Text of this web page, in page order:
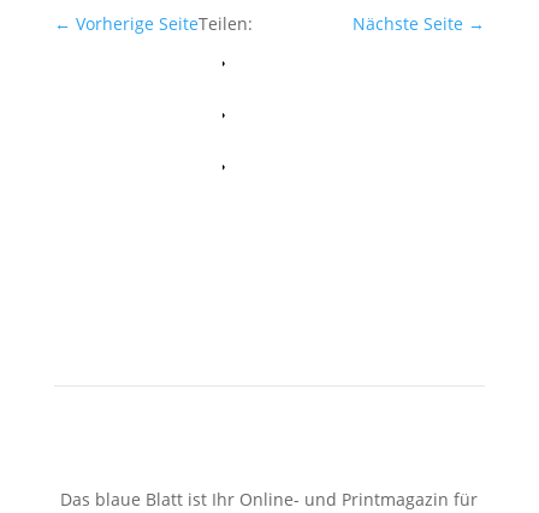
← Vorherige Seite Nächste Seite →
Teilen:
Facebook
Whatsapp
Twitter
Das blaue Blatt ist Ihr Online- und Printmagazin für